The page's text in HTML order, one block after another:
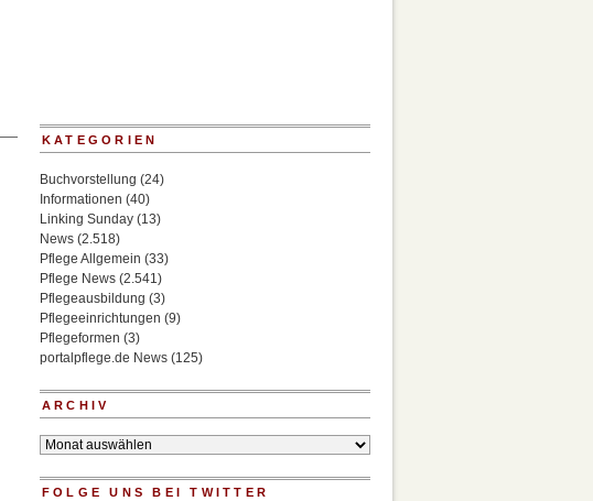
KATEGORIEN
Buchvorstellung (24)
Informationen (40)
Linking Sunday (13)
News (2.518)
Pflege Allgemein (33)
Pflege News (2.541)
Pflegeausbildung (3)
Pflegeeinrichtungen (9)
Pflegeformen (3)
portalpflege.de News (125)
ARCHIV
Archiv
FOLGE UNS BEI TWITTER